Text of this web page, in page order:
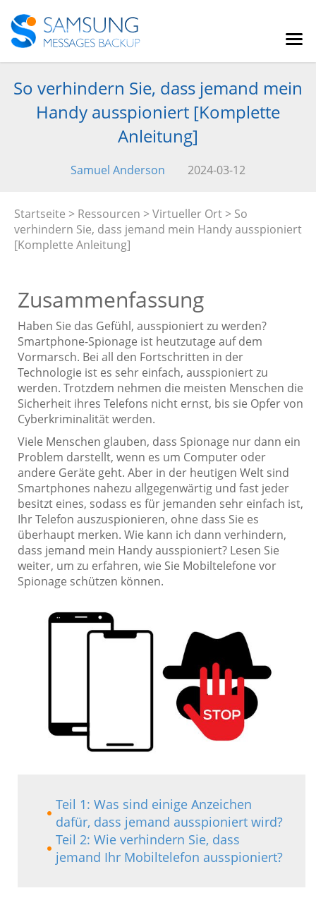
So verhindern Sie, dass jemand mein
Handy ausspioniert [Komplette
Anleitung]
Samuel Anderson 2024-03-12
Startseite > Ressourcen >Virtueller Ort > So
verhindern Sie, dass jemand mein Handy ausspioniert
[Komplette Anleitung]
Zusammenfassung
Haben Sie das Gefühl, ausspioniert zu werden?
Smartphone-Spionage ist heutzutage auf dem
Vormarsch. Bei all den Fortschritten in der
Technologie ist es sehr einfach, ausspioniert zu
werden. Trotzdem nehmen die meisten Menschen die
Sicherheit ihres Telefons nicht ernst, bis sie Opfer von
Cyberkriminalität werden.
Viele Menschen glauben, dass Spionage nur dann ein
Problem darstellt, wenn es um Computer oder
andere Geräte geht. Aber in der heutigen Welt sind
Smartphones nahezu allgegenwärtig und fast jeder
besitzt eines, sodass es für jemanden sehr einfach ist,
Ihr Telefon auszuspionieren, ohne dass Sie es
überhaupt merken. Wie kann ich dann verhindern,
dass jemand mein Handy ausspioniert? Lesen Sie
weiter, um zu erfahren, wie Sie Mobiltelefone vor
Spionage schützen können.
Teil 1: Was sind einige Anzeichen
dafür, dass jemand ausspioniert wird?
Teil 2: Wie verhindern Sie, dass
jemand Ihr Mobiltelefon ausspioniert?